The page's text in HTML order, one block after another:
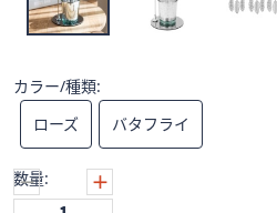
ス
ワ
プ
て
閲
覧
カラー/種類:
ローズ
バタフライ
数量: